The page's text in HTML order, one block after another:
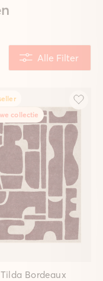
Alle Filter
collectie
Tilda Bordeaux